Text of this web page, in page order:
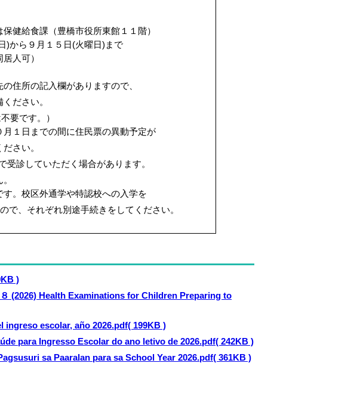
課（豊橋市役所東館１１階）
ら９月１５日(火曜日)まで
人可）
記入欄がありますので、
さい。
す。）
日までの間に住民票の異動予定が
い。
ていただく場合があります。
外通学や特認校への入学を
れぞれ別途手続きをしてください。
)
(2026) Health Examinations for Children Preparing to
ingreso escolar, año 2026.pdf( 199KB )
para Ingresso Escolar do ano letivo de 2026.pdf( 242KB )
sa Paaralan para sa School Year 2026.pdf( 361KB )